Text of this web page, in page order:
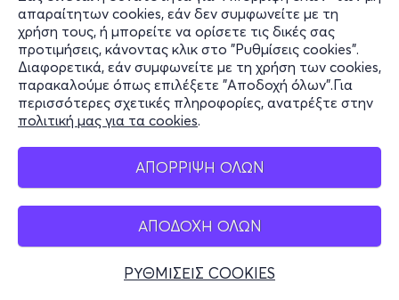
απαραίτητων cookies, εάν δεν συμφωνείτε με τη
χρήση τους, ή μπορείτε να ορίσετε τις δικές σας
προτιμήσεις, κάνοντας κλικ στο "Ρυθμίσεις cookies".
Διαφορετικά, εάν συμφωνείτε με τη χρήση των cookies,
παρακαλούμε όπως επιλέξετε "Αποδοχή όλων".Για
περισσότερες σχετικές πληροφορίες, ανατρέξτε στην
πολιτική μας για τα cookies.
ΑΠΟΡΡΙΨΗ ΟΛΩΝ
ΑΠΟΔΟΧΗ ΟΛΩΝ
ΡΥΘΜΙΣΕΙΣ COOKIES